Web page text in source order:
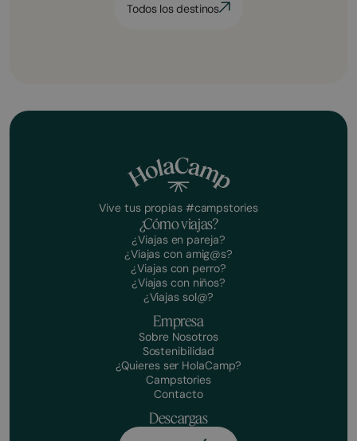
Todos los destinos
Vive tus propias #campstories
¿Cómo viajas?
¿Viajas en pareja?
¿Viajas con amig@s?
¿Viajas con perro?
¿Viajas con niños?
¿Viajas sol@?
Empresa
Sobre Nosotros
Sostenibilidad
¿Quieres ser HolaCamp?
Campstories
Contacto
Descargas